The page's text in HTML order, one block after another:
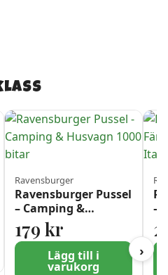
Ravensburger
Ravensburger Pussel
– Camping &
Husvagn 1000 bitar
179 kr
Lägg till i
varukorg
–
›